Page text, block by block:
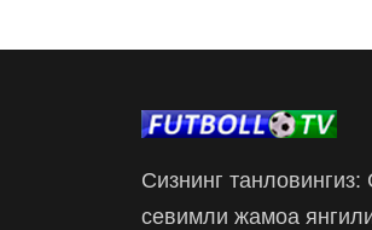
Сизнинг танловингиз:
севимли жамоа